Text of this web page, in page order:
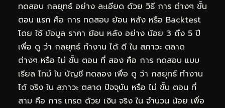
ทดสอบ กลยุทธ์ อย่าง ละเอียด ด้วย วิธี การ ต่างๆ ขั้น
ตอน แรก คือ การ ทดสอบ ย้อน หลัง หรือ Backtest
โดย ใช้ ข้อมูล ราคา ย้อน หลัง อย่าง น้อย 3 ถึง 5 ปี
เพื่อ ดู ว่า กลยุทธ์ ทำงาน ได้ ดี ใน สภาวะ ตลาด
ต่างๆ หรือ ไม่ ขั้น ตอน ที่ สอง คือ การ ทดสอบ แบบ
เรียล ไทม์ ใน บัญชี ทดลอง เพื่อ ดู ว่า กลยุทธ์ ทำงาน
ได้ จริง ใน สภาวะ ตลาด ปัจจุบัน หรือ ไม่ ขั้น ตอน ที่
สาม คือ การ เทรด ด้วย เงิน จริง ใน จำนวน น้อย เพื่อ